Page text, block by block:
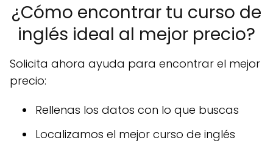
¿Cómo encontrar tu curso de
inglés ideal al mejor precio?
Solicita ahora ayuda para encontrar el mejor
precio:
Rellenas los datos con lo que buscas
Localizamos el mejor curso de inglés